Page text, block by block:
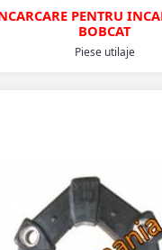
PENTRU
BOBCAT
Piese utilaje